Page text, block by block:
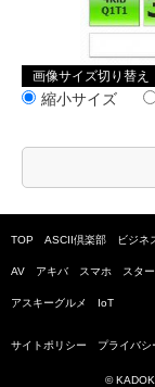
画像サイズ切り替え
縮小サイズ
TOP ASCII倶楽部 ビジネ
AV アキバ スマホ スタ
アスキーグルメ IoT
サイトポリシー プライバシ
©